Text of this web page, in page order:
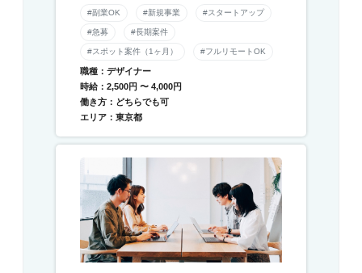
ター募集！
#副業OK #新規事業 #スタートアップ
#急募 #長期案件
#スポット案件（1ヶ月） #フルリモートOK
職種：デザイナー
時給：2,500円 〜 4,000円
働き方：どちらでも可
エリア：東京都